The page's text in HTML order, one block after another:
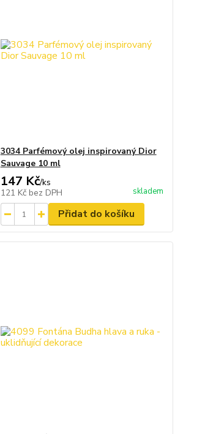
3034 Parfémový olej inspirovaný Dior
Sauvage 10 ml
147 Kč/ks
121 Kč bez DPH skladem
Přidat do košíku